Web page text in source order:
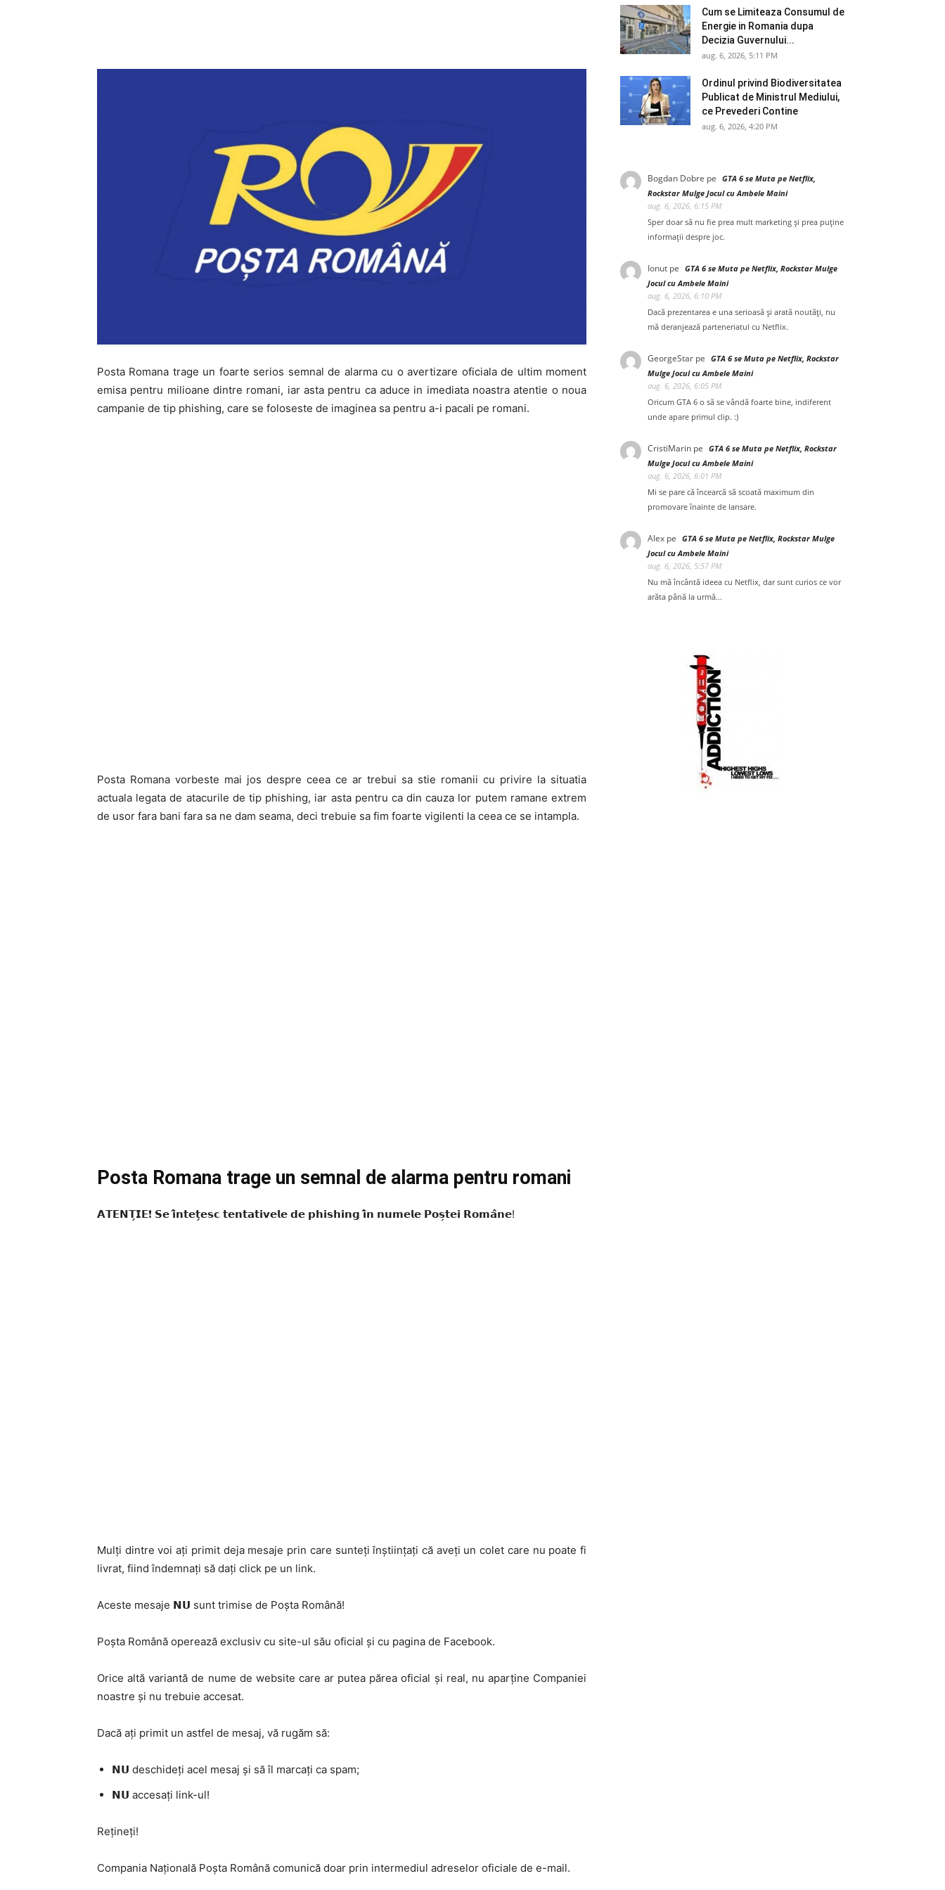
Posta Romana trage un foarte serios semnal de alarma cu o avertizare oficiala de ultim moment
emisa pentru milioane dintre romani, iar asta pentru ca aduce in imediata noastra atentie o noua
campanie de tip phishing, care se foloseste de imaginea sa pentru a-i pacali pe romani.
Posta Romana vorbeste mai jos despre ceea ce ar trebui sa stie romanii cu privire la situatia
actuala legata de atacurile de tip phishing, iar asta pentru ca din cauza lor putem ramane extrem
de usor fara bani fara sa ne dam seama, deci trebuie sa fim foarte vigilenti la ceea ce se intampla.
Posta Romana trage un semnal de alarma pentru romani
𝗔𝗧𝗘𝗡𝗧̗𝗜𝗘❗ 𝗦𝗲 𝗶̂𝗻𝘁𝗲𝘁̗𝗲𝘀𝗰 𝘁𝗲𝗻𝘁𝗮𝘁𝗶𝘃𝗲𝗹𝗲 𝗱𝗲 𝗽𝗵𝗶𝘀𝗵𝗶𝗻𝗴 𝗶̂𝗻 𝗻𝘂𝗺𝗲𝗹𝗲 𝗣𝗼𝘀̦𝘁𝗲𝗶 𝗥𝗼𝗺𝗮̂𝗻𝗲!
Mulți dintre voi ați primit deja mesaje prin care sunteți înștiințați că aveți un colet care nu poate fi
livrat, fiind îndemnați să dați click pe un link.
Aceste mesaje 𝗡𝗨 sunt trimise de Poșta Română!
Poșta Română operează exclusiv cu site-ul său oficial și cu pagina de Facebook.
Orice altă variantă de nume de website care ar putea părea oficial şi real, nu aparține Companiei
noastre şi nu trebuie accesat.
Dacă ați primit un astfel de mesaj, vă rugăm să:
𝗡𝗨 deschideți acel mesaj și să îl marcați ca spam;
𝗡𝗨 accesați link-ul!
Rețineți!
Compania Națională Poșta Română comunică doar prin intermediul adreselor oficiale de e-mail.
Cum se Limiteaza Consumul de
Energie in Romania dupa
Decizia Guvernului...
aug. 6, 2026, 5:11 PM
Ordinul privind Biodiversitatea
Publicat de Ministrul Mediului,
ce Prevederi Contine
aug. 6, 2026, 4:20 PM
Bogdan Dobre pe GTA 6 se Muta pe Netflix,
Rockstar Mulge Jocul cu Ambele Maini
aug. 6, 2026, 6:15 PM
Sper doar să nu fie prea mult marketing și prea puține
informații despre joc.
Ionut pe GTA 6 se Muta pe Netflix, Rockstar Mulge
Jocul cu Ambele Maini
aug. 6, 2026, 6:10 PM
Dacă prezentarea e una serioasă și arată noutăți, nu
mă deranjează parteneriatul cu Netflix.
GeorgeStar pe GTA 6 se Muta pe Netflix, Rockstar
Mulge Jocul cu Ambele Maini
aug. 6, 2026, 6:05 PM
Oricum GTA 6 o să se vândă foarte bine, indiferent
unde apare primul clip. :)
CristiMarin pe GTA 6 se Muta pe Netflix, Rockstar
Mulge Jocul cu Ambele Maini
aug. 6, 2026, 6:01 PM
Mi se pare că încearcă să scoată maximum din
promovare înainte de lansare.
Alex pe GTA 6 se Muta pe Netflix, Rockstar Mulge
Jocul cu Ambele Maini
aug. 6, 2026, 5:57 PM
Nu mă încântă ideea cu Netflix, dar sunt curios ce vor
arăta până la urmă...